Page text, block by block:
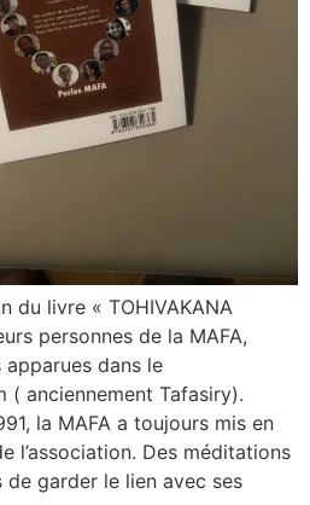
du livre « TOHIVAKANA
personnes de la MAFA,
dans le
( anciennement Tafasiry).
la MAFA a toujours mis en
l’association. Des méditations
garder le lien avec ses